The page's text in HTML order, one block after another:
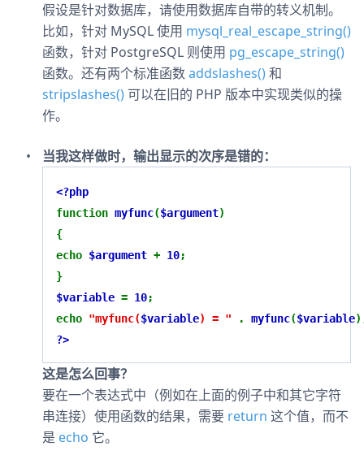
假设是针对数据库，请使用数据库自带的转义机制。
比如，针对 MySQL 使用 mysql_real_escape_string()
函数，针对 PostgreSQL 则使用 pg_escape_string()
函数。还有两个标准函数addslashes()和
stripslashes() 可以在旧的 PHP 版本中实现类似的操
作。
当我这样做时，输出显示的次序是错的：
<?php
function myfunc($argument)
{
echo $argument + 10;
}
$variable = 10;
echo "myfunc($variable) = " . myfunc($variable
?>
这是怎么回事？
要在一个表达式中（例如在上面的例子中和其它字符
串连接）使用函数的结果，需要 return 这个值，而不
是 echo 它。